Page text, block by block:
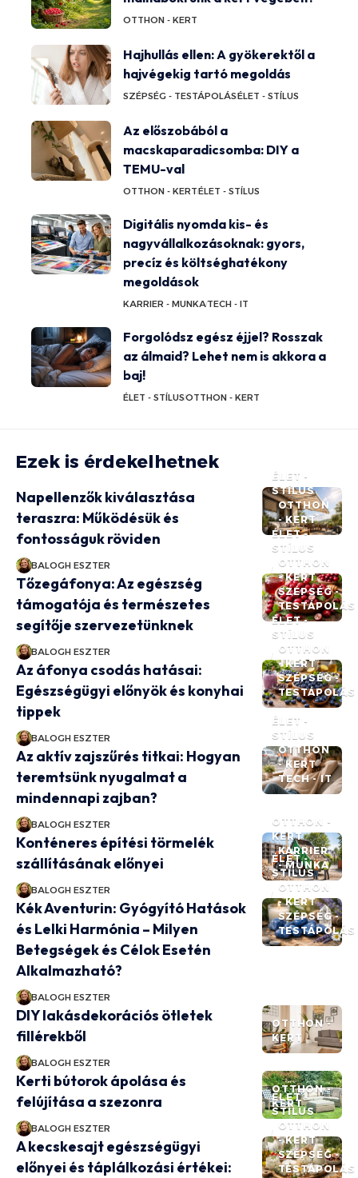
OTTHON - KERT
Hajhullás ellen: A gyökerektől a
hajvégekig tartó megoldás
SZÉPSÉG - TESTÁPOLÁSÉLET - STÍLUS
Az előszobából a
macskaparadicsomba: DIY a
TEMU-val
OTTHON - KERTÉLET - STÍLUS
Digitális nyomda kis- és
nagyvállalkozásoknak: gyors,
precíz és költséghatékony
megoldások
KARRIER - MUNKATECH - IT
Forgolódsz egész éjjel? Rosszak
az álmaid? Lehet nem is akkora a
baj!
ÉLET - STÍLUSOTTHON - KERT
Ezek is érdekelhetnek
ÉLET -
STÍLUS
OTTHON
- KERT
Napellenzők kiválasztása
teraszra: Működésük és
fontosságuk röviden
BALOGH ESZTER
ÉLET -
STÍLUS
OTTHON
- KERT
SZÉPSÉG -
TESTÁPOLÁS
Tőzegáfonya: Az egészség
támogatója és természetes
segítője szervezetünknek
BALOGH ESZTER
ÉLET -
STÍLUS
OTTHON
- KERT
SZÉPSÉG -
TESTÁPOLÁS
Az áfonya csodás hatásai:
Egészségügyi előnyök és konyhai
tippek
BALOGH ESZTER
ÉLET -
STÍLUS
OTTHON
- KERT
TECH - IT
Az aktív zajszűrés titkai: Hogyan
teremtsünk nyugalmat a
mindennapi zajban?
BALOGH ESZTER
OTTHON -
KERT
KARRIER
- MUNKA
Konténeres építési törmelék
szállításának előnyei
BALOGH ESZTER
ÉLET -
STÍLUS
OTTHON
- KERT
SZÉPSÉG -
TESTÁPOLÁS
Kék Aventurin: Gyógyító Hatások
és Lelki Harmónia – Milyen
Betegségek és Célok Esetén
Alkalmazható?
BALOGH ESZTER
OTTHON -
KERT
DIY lakásdekorációs ötletek
fillérekből
BALOGH ESZTER
OTTHON -
KERT
Kerti bútorok ápolása és
felújítása a szezonra
BALOGH ESZTER
ÉLET -
STÍLUS
OTTHON
- KERT
SZÉPSÉG -
TESTÁPOLÁS
A kecskesajt egészségügyi
előnyei és táplálkozási értékei: